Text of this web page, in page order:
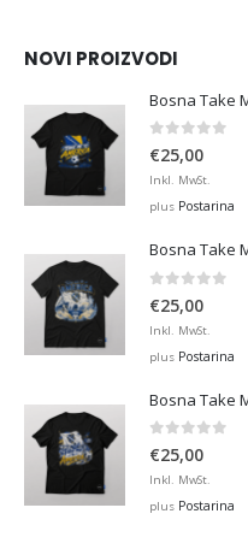
NOVI PROIZVODI
Bosna Take
0 out of 5
€25,00
Inkl. MwSt.
plus Postarina
Bosna Take
€25,00
Inkl. MwSt.
plus Postarina
Bosna Take
0 out of 5
€25,00
Inkl. MwSt.
plus Postarina